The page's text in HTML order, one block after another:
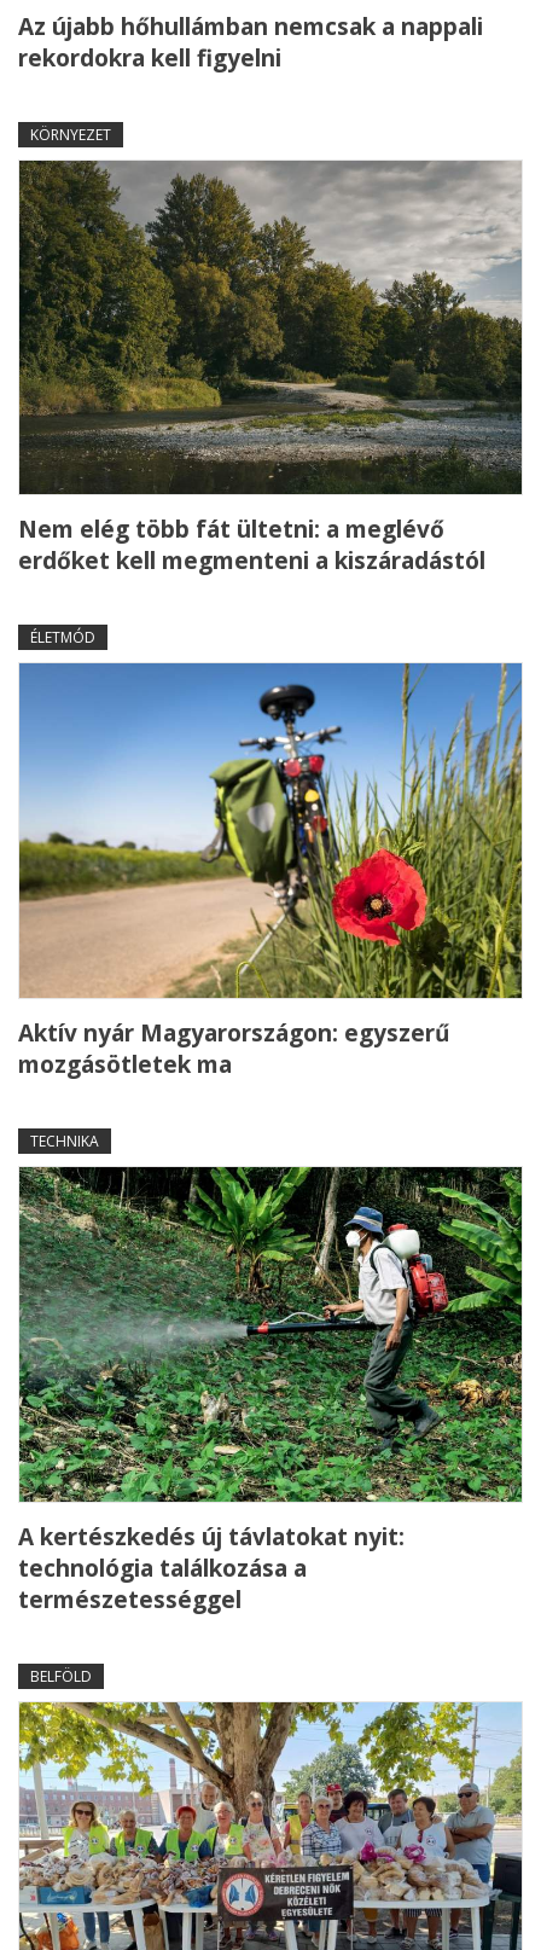
Az újabb hőhullámban nemcsak a nappali
rekordokra kell figyelni
KÖRNYEZET
Nem elég több fát ültetni: a meglévő
erdőket kell megmenteni a kiszáradástól
ÉLETMÓD
Aktív nyár Magyarországon: egyszerű
mozgásötletek ma
TECHNIKA
A kertészkedés új távlatokat nyit:
technológia találkozása a
természetességgel
BELFÖLD